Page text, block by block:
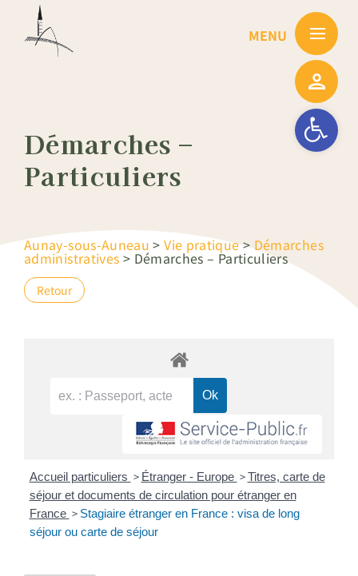
Ouvrir la
Démarches –
Particuliers
Aunay-sous-Auneau >Vie pratique>Démarches
administratives > Démarches – Particuliers
Retour
Accueil particuliers > Étranger - Europe > Titres, carte de
séjour et documents de circulation pour étranger en
France > Stagiaire étranger en France : visa de long
séjour ou carte de séjour